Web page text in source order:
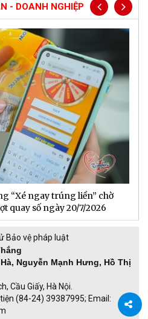
- DOANH NGHIỆP
“Xé ngay trúng liền” chờ
quay số ngày 20/7/2026
Bảo vệ pháp luật
Nguyễn Mạnh Hưng, Hồ Thị
Cầu Giấy, Hà Nội.
(84-24) 39387995; Email: